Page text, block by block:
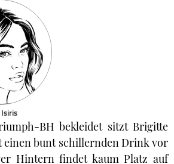
BH bekleidet sitzt Brigitte
einen bunt schillernden Drink vor
Hintern findet kaum Platz auf